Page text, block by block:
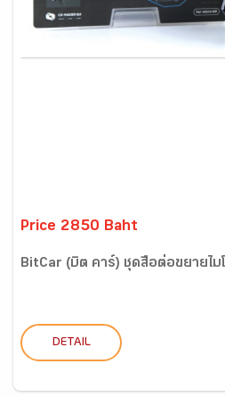
Price 2850 Baht
BitCar (บิต คาร์) ชุดสื่อต่อขยายไม
DETAIL